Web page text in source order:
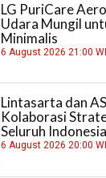
LG PuriCare
Udara Mungil
Minimalis
6 August 2026 21:00
Lintasarta dan
Kolaborasi
Seluruh Indonesia
6 August 2026 20:00